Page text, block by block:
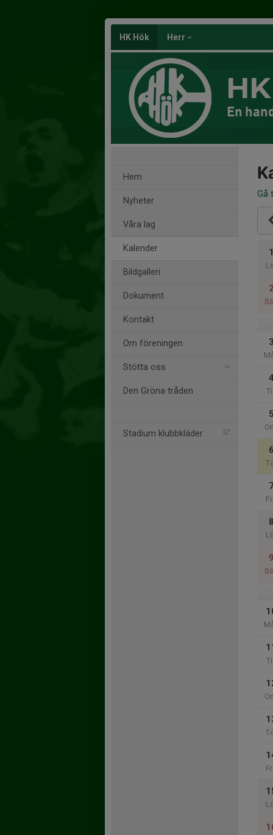
HK Hök Herr
En
Hem
Nyheter
Våra lag
Kalender
Bildgalleri
Dokument
Kontakt
Om föreningen
Stötta oss
Den Gröna tråden
Stadium klubbkläder
Gå
1
2
3
5
6
8
9